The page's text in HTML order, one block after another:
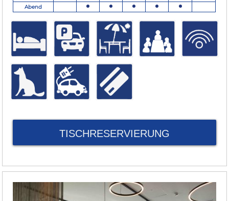
Abend
TISCHRESERVIERUNG